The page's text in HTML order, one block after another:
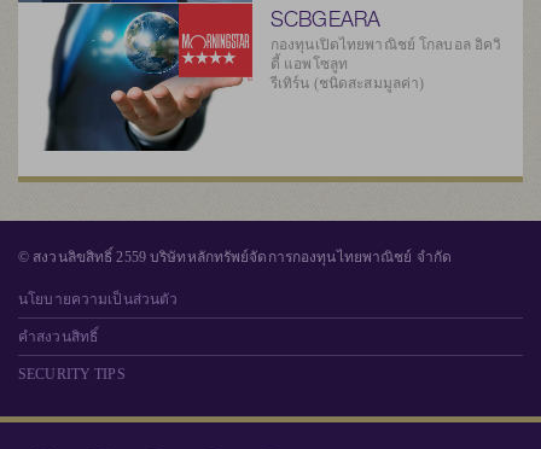
SCBGEARA
กองทุนเปิดไทยพาณิชย์ โกลบอล อิควิ
ตี้ แอพโซลูท
รีเทิร์น (ชนิดสะสมมูลค่า)
© สงวนลิขสิทธิ์ 2559 บริษัทหลักทรัพย์จัดการกองทุนไทยพาณิชย์ จำกัด
นโยบายความเป็นส่วนตัว
คำสงวนสิทธิ์
SECURITY TIPS